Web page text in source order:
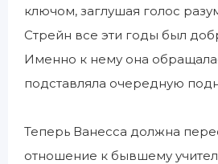
ключом, заглушая голос
Стрейн все эти годы был
Именно к нему она
подставляла очередную
Теперь Ванесса должна
отношение к бывшему